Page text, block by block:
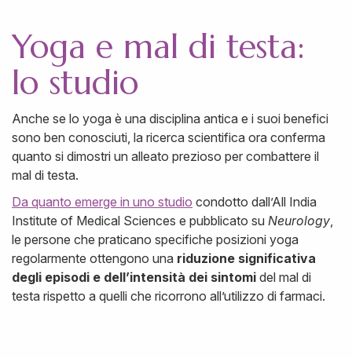
Yoga e mal di testa:
lo studio
Anche se lo yoga è una disciplina antica e i suoi benefici
sono ben conosciuti, la ricerca scientifica ora conferma
quanto si dimostri un alleato prezioso per combattere il
mal di testa.
Da quanto emerge in uno studio condotto dall’All India
Institute of Medical Sciences e pubblicato su Neurology,
le persone che praticano specifiche posizioni yoga
regolarmente ottengono una riduzione significativa
degli episodi e dell’intensità dei sintomi del mal di
testa rispetto a quelli che ricorrono all’utilizzo di farmaci.